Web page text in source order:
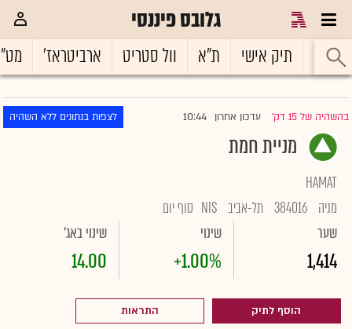
גלובס פיננסי
ראשי תיק אישי ת"א וול סטריט ארביטראז'
בהשהיה של 15 דק' |עדכון אחרון 10:44 לצפות בנתונים ללא השהיה
מניית חמת
HAMAT
מניה 384016 תל-אביב NIS סוף יום
שער
1,414
שינוי
+1.00%
שינוי באג'
14.00
הוסף לתיק התראות